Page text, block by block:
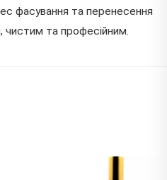
фасування та перенесення
чистим та професійним.